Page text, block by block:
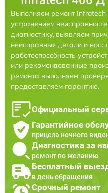
Выполняем ремонт
устранением
диагностику, выявляем
неисправные детали и
работоспособность
или рекомендованные
ремонта выполняем
предоставляем гарантию.
Официальный
Гарантийное
прицела ночного
Диагностика за
ремонт по желанию
Бесплатный
в день обращения
Срочный ремонт